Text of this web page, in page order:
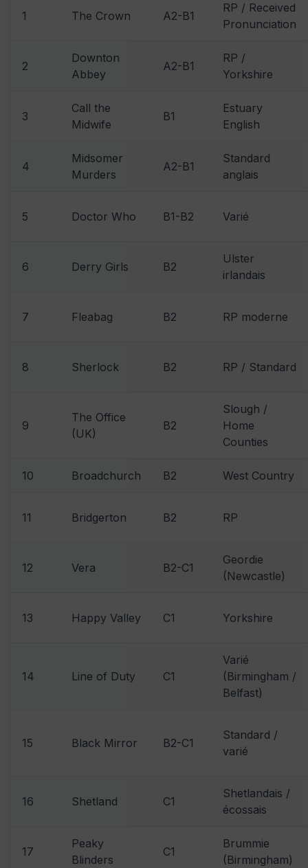
1 The Crown A2-B1
RP / Received
Pronunciation
2
Downton
Abbey
A2-B1
RP /
Yorkshire
3
Call the
Midwife
B1
Estuary
English
4
Midsomer
Murders
A2-B1
Standard
anglais
5 Doctor Who B1-B2 Varié
6 Derry Girls B2
Ulster
irlandais
7 Fleabag B2 RP moderne
8 Sherlock B2 RP / Standard
9
The Office
(UK)
B2
Slough /
Home
Counties
10 Broadchurch B2 West Country
11 Bridgerton B2 RP
12 Vera B2-C1
Geordie
(Newcastle)
13 Happy Valley C1 Yorkshire
14 Line of Duty C1
Varié
(Birmingham /
Belfast)
15 Black Mirror B2-C1
Standard /
varié
16 Shetland C1
Shetlandais /
écossais
17
Peaky
Blinders
C1
Brummie
(Birmingham)